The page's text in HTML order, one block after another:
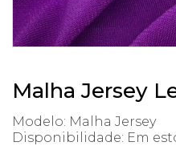
Malha Jersey
Modelo: Malha Jersey
Disponibilidade: Em